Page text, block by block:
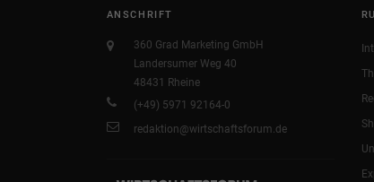
ANSCHRIFT
360 Grad Marketing GmbH
Landersumer Weg 40
48431 Rheine
(+49) 5971 92164-0
redaktion@wirtschaftsforum.de